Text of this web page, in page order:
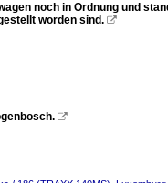
noch in Ordnung und
worden sind. 
